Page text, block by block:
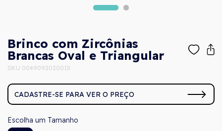
Brinco com Zircônias
Brancas Oval e Triangular
SKU 0049092020015
CADASTRE-SE PARA VER O PREÇO
Tamanho